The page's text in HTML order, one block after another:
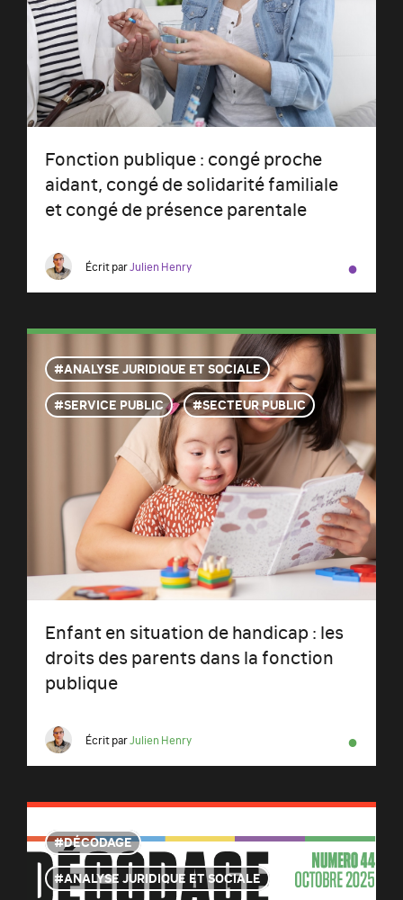
Fonction publique : congé proche
aidant, congé de solidarité familiale
et congé de présence parentale
Écrit parJulien Henry ●
ANALYSE JURIDIQUE ET SOCIALE
SERVICE PUBLIC
SECTEUR PUBLIC
Enfant en situation de handicap : les
droits des parents dans la fonction
publique
Écrit parJulien Henry ●
DÉCODAGE
ANALYSE JURIDIQUE ET SOCIALE